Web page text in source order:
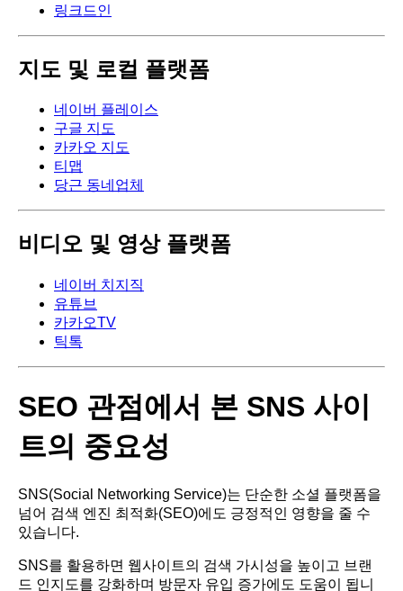
링크드인
지도 및 로컬 플랫폼
네이버 플레이스
구글 지도
카카오 지도
티맵
당근 동네업체
비디오 및 영상 플랫폼
네이버 치지직
유튜브
카카오TV
틱톡
SEO 관점에서 본 SNS 사이
트의 중요성
SNS(Social Networking Service)는 단순한 소셜 플랫폼을
넘어 검색 엔진 최적화(SEO)에도 긍정적인 영향을 줄 수
있습니다.
SNS를 활용하면 웹사이트의 검색 가시성을 높이고 브랜
드 인지도를 강화하며 방문자 유입 증가에도 도움이 됩니